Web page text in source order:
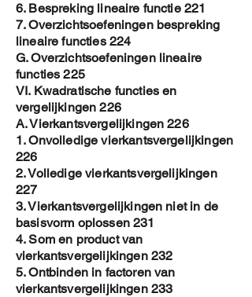
6. Bespreking lineaire functie 221
7. Overzichtsoefeningen bespreking
lineaire functies 224
G. Overzichtsoefeningen lineaire
functies 225
VI. Kwadratische functies en
vergelijkingen 226
A. Vierkantsvergelijkingen 226
1. Onvolledige vierkantsvergelijkingen
226
2. Volledige vierkantsvergelijkingen
227
3. Vierkantsvergelijkingen niet in de
basisvorm oplossen 231
4. Som en product van
vierkantsvergelijkingen 232
5. Ontbinden in factoren van
vierkantsvergelijkingen 233